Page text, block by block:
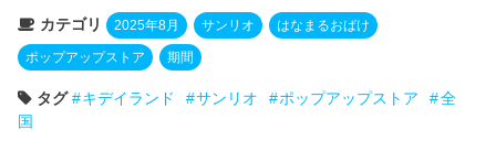
カテゴリ 2025年8月 サンリオ はなまるおばけ
ポップアップストア 期間
タグ キデイランド サンリオ ポップアップストア
全
国